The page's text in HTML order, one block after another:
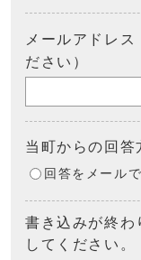
メールアドレ
ださい）
当町からの回答
回答をメール
書き込みが終わ
してください。